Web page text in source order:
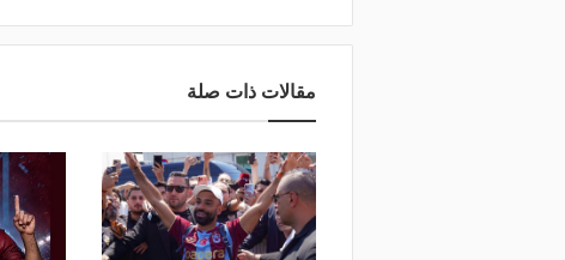
مقالات ذات صلة
منذ 17 ساعة